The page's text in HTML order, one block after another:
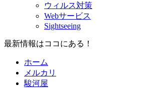
ウィルス対策
Webサービス
Sightseeing
最新情報はココにある！
ホーム
メルカリ
駿河屋